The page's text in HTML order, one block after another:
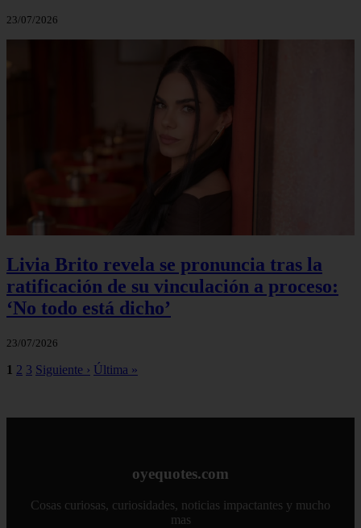
23/07/2026
Livia Brito revela se pronuncia tras la
ratificación de su vinculación a proceso:
‘No todo está dicho’
23/07/2026
1 2 3 Siguiente › Última »
oyequotes.com
Cosas curiosas, curiosidades, noticias impactantes y mucho
mas